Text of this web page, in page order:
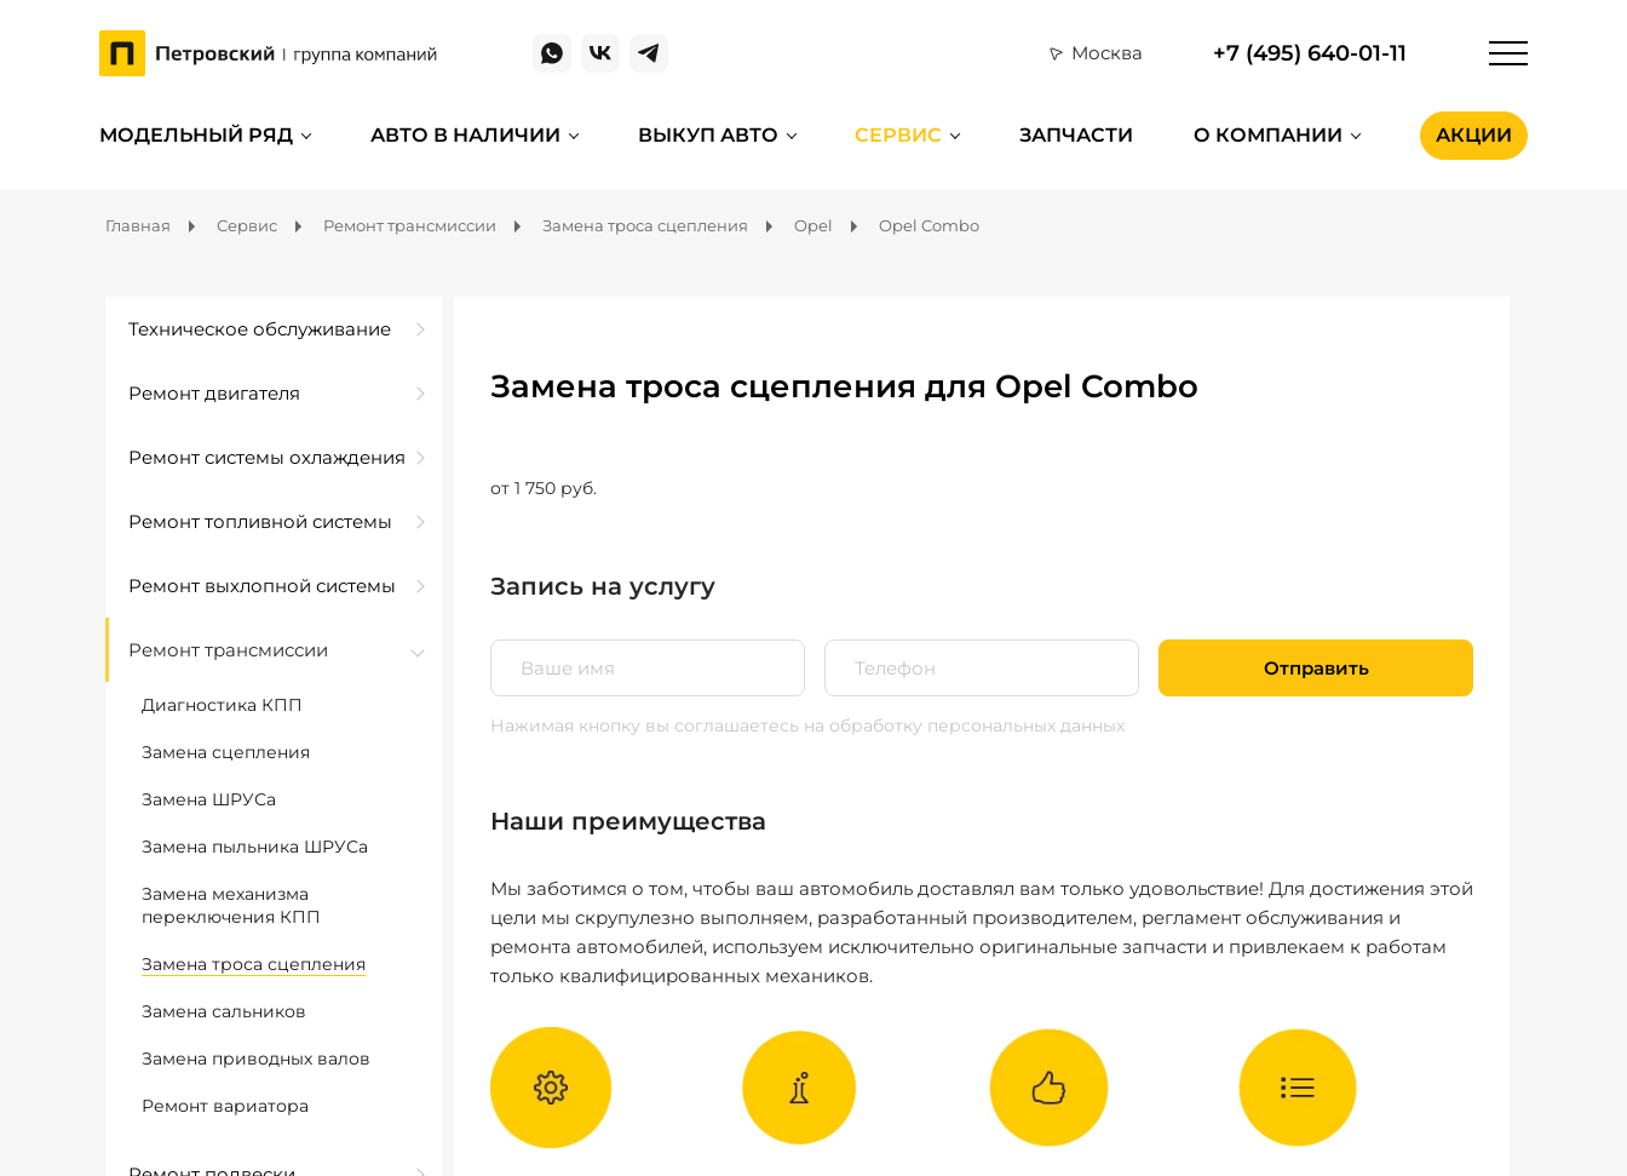
Москва +7 (495) 640-01-11
МОДЕЛЬНЫЙ РЯД АВТО В НАЛИЧИИ ВЫКУП АВТО СЕРВИС ЗАПЧАСТИ О КОМПАНИИ АКЦИИ
Главная Сервис Ремонт трансмиссии Замена троса сцепления Opel Opel Combo
Техническое обслуживание
Ремонт двигателя
Ремонт системы охлаждения
Ремонт топливной системы
Ремонт выхлопной системы
Ремонт трансмиссии
Диагностика КПП
Замена сцепления
Замена ШРУСа
Замена пыльника ШРУСа
Замена механизма
переключения КПП
Замена троса сцепления
Замена сальников
Замена приводных валов
Ремонт вариатора
Замена троса сцепления для Opel Combo
от 1 750 руб.
Запись на услугу
Отправить
Нажимая кнопку вы соглашаетесь на обработку персональных данных
Наши преимущества
Мы заботимся о том, чтобы ваш автомобиль доставлял вам только удовольствие! Для достижения этой
цели мы скрупулезно выполняем, разработанный производителем, регламент обслуживания и
ремонта автомобилей, используем исключительно оригинальные запчасти и привлекаем к работам
только квалифицированных механиков.